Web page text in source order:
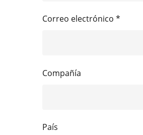
Correo electrónico *
Compañía
País